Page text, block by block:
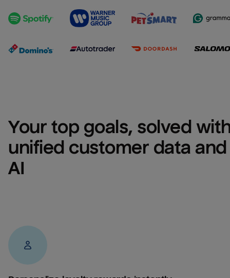
Your top goals, solved
unified customer data and
AI